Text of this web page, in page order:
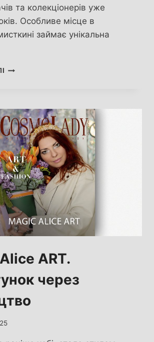
та колекціонерів уже
Особливе місце в
займає унікальна
ОЛЬГА
СИЛА
ВСЕСВІТУ
ART.
через